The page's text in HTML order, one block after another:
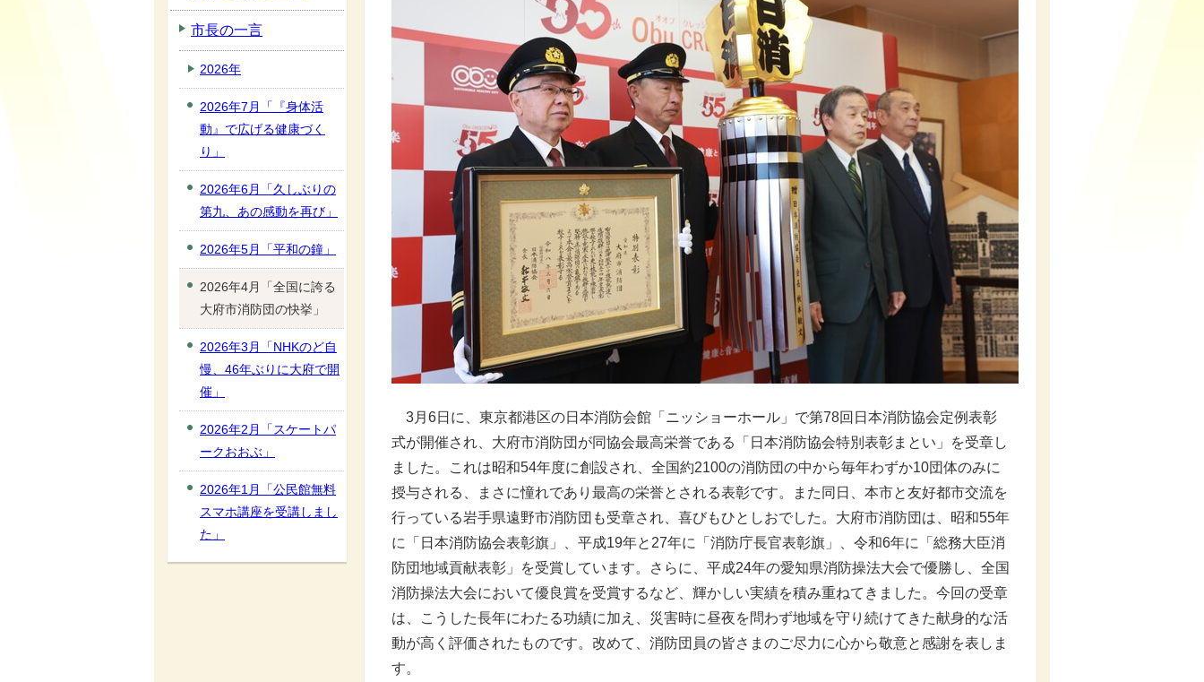
3月6日に、東京都港区の日本消防会館「ニッショーホール」で第78回日本消防協会定例表彰
式が開催され、大府市消防団が同協会最高栄誉である「日本消防協会特別表彰まとい」を受章し
ました。これは昭和54年度に創設され、全国約2100の消防団の中から毎年わずか10団体のみに
授与される、まさに憧れであり最高の栄誉とされる表彰です。また同日、本市と友好都市交流を
行っている岩手県遠野市消防団も受章され、喜びもひとしおでした。大府市消防団は、昭和55年
に「日本消防協会表彰旗」、平成19年と27年に「消防庁長官表彰旗」、令和6年に「総務大臣消
防団地域貢献表彰」を受賞しています。さらに、平成24年の愛知県消防操法大会で優勝し、全国
消防操法大会において優良賞を受賞するなど、輝かしい実績を積み重ねてきました。今回の受章
は、こうした長年にわたる功績に加え、災害時に昼夜を問わず地域を守り続けてきた献身的な活
動が高く評価されたものです。改めて、消防団員の皆さまのご尽力に心から敬意と感謝を表しま
す。
市長の一言
2026年
2026年7月「『身体活
動』で広げる健康づく
り」
2026年6月「久しぶりの
第九、あの感動を再び」
2026年5月「平和の鐘」
2026年4月「全国に誇る
大府市消防団の快挙」
2026年3月「NHKのど自
慢、46年ぶりに大府で開
催」
2026年2月「スケートパ
ークおおぶ」
2026年1月「公民館無料
スマホ講座を受講しまし
た」